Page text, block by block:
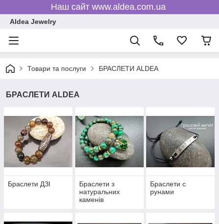
Наш сайт www.aldea.com.ua
Aldea Jewelry
Товари та послуги БРАСЛЕТИ ALDEA
БРАСЛЕТИ ALDEA
Браслети ДЗІ
Браслети з
натуральних
каменів
Браслети c
рунами